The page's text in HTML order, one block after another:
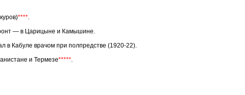
****.
— в Царицыне и Камышине.
в Кабуле врачом при полпредстве (1920-22).
и Термезе*****.